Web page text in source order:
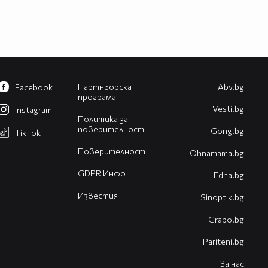
Партньорска
програма
Политика за
поверителност
Поверителност
GDPR Инфо
Известия
Facebook
Instagram
TikTok
Abv.bg
Vesti.bg
Gong.bg
Оhnamama.bg
Edna.bg
Sinoptik.bg
Grabo.bg
Pariteni.bg
За нас